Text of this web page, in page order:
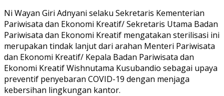
Ni Wayan Giri Adnyani selaku Sekretaris Kementerian
Pariwisata dan Ekonomi Kreatif/ Sekretaris Utama Badan
Pariwisata dan Ekonomi Kreatif mengatakan sterilisasi ini
merupakan tindak lanjut dari arahan Menteri Pariwisata
dan Ekonomi Kreatif/ Kepala Badan Pariwisata dan
Ekonomi Kreatif Wishnutama Kusubandio sebagai upaya
preventif penyebaran COVID-19 dengan menjaga
kebersihan lingkungan kantor.